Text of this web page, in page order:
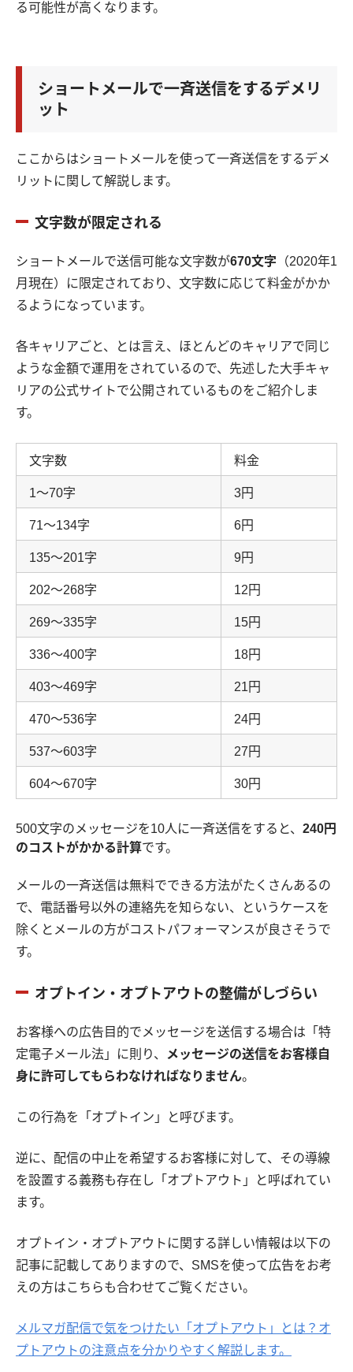
る可能性が高くなります。
ショートメールで一斉送信をするデメリ
ット
ここからはショートメールを使って一斉送信をするデメ
リットに関して解説します。
文字数が限定される
ショートメールで送信可能な文字数が670文字 （2020年1
月現在）に限定されており、文字数に応じて料金がかか
るようになっています。
各キャリアごと、とは言え、ほとんどのキャリアで同じ
ような金額で運用をされているので、先述した大手キャ
リアの公式サイトで公開されているものをご紹介しま
す。
文字数 料金
1〜70字 3円
71〜134字 6円
135〜201字 9円
202〜268字 12円
269〜335字 15円
336〜400字 18円
403〜469字 21円
470〜536字 24円
537〜603字 27円
604〜670字 30円
500文字のメッセージを10人に一斉送信をすると、 240円
のコストがかかる計算です。
メールの一斉送信は無料でできる方法がたくさんあるの
で、電話番号以外の連絡先を知らない、というケースを
除くとメールの方がコストパフォーマンスが良さそうで
す。
オプトイン・オプトアウトの整備がしづらい
お客様への広告目的でメッセージを送信する場合は「特
定電子メール法」に則り、
メッセージの送信をお客様自
身に許可してもらわなければなりません。
この行為を「オプトイン」と呼びます。
逆に、配信の中止を希望するお客様に対して、その導線
を設置する義務も存在し「オプトアウト」と呼ばれてい
ます。
オプトイン・オプトアウトに関する詳しい情報は以下の
記事に記載してありますので、SMSを使って広告をお考
えの方はこちらも合わせてご覧ください。
メルマガ配信で気をつけたい「オプトアウト」とは？オ
プトアウトの注意点を分かりやすく解説します。